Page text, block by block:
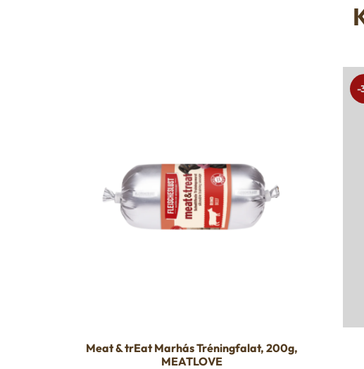
Meat & trEat Marhás Tréningfalat, 200g,
MEATLOVE
-